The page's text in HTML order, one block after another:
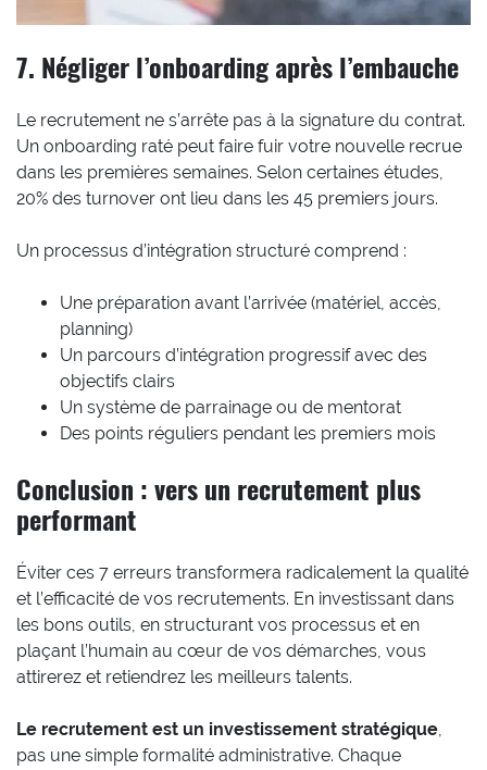
7. Négliger l’onboarding après l’embauche
Le recrutement ne s’arrête pas à la signature du contrat.
Un onboarding raté peut faire fuir votre nouvelle recrue
dans les premières semaines. Selon certaines études,
20% des turnover ont lieu dans les 45 premiers jours.
Un processus d’intégration structuré comprend :
Une préparation avant l’arrivée (matériel, accès,
planning)
Un parcours d’intégration progressif avec des
objectifs clairs
Un système de parrainage ou de mentorat
Des points réguliers pendant les premiers mois
Conclusion : vers un recrutement plus
performant
Éviter ces 7 erreurs transformera radicalement la qualité
et l’efficacité de vos recrutements. En investissant dans
les bons outils, en structurant vos processus et en
plaçant l’humain au cœur de vos démarches, vous
attirerez et retiendrez les meilleurs talents.
Le recrutement est un investissement stratégique,
pas une simple formalité administrative. Chaque